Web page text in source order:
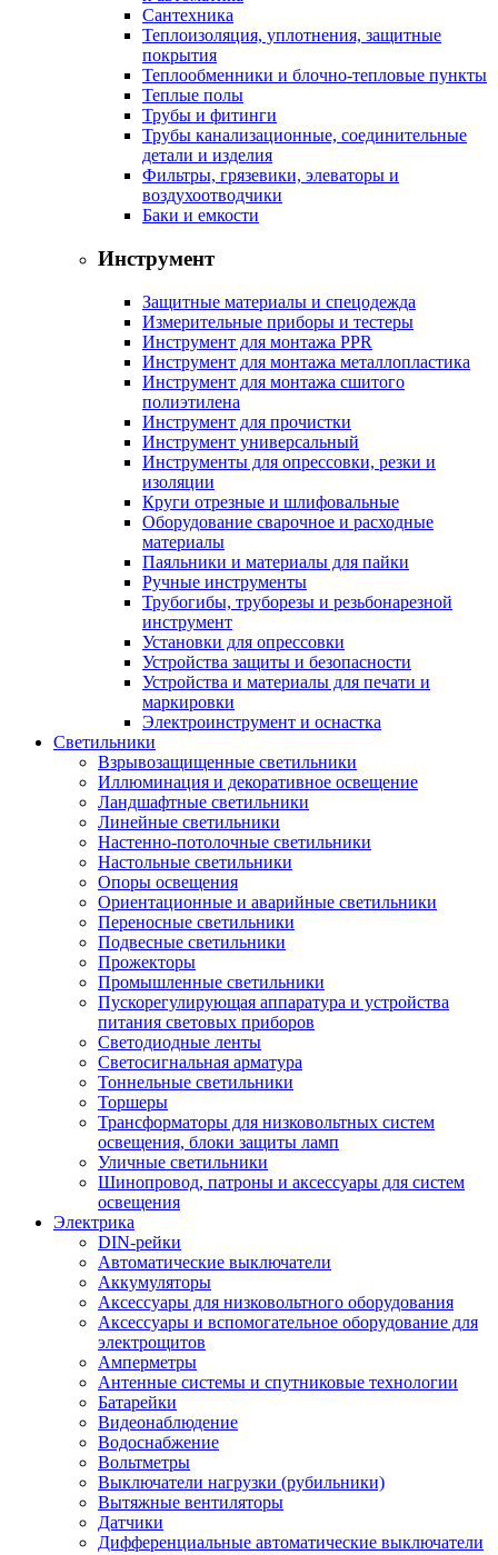
Сантехника
Теплоизоляция, уплотнения, защитные
покрытия
Теплообменники и блочно-тепловые пункты
Теплые полы
Трубы и фитинги
Трубы канализационные, соединительные
детали и изделия
Фильтры, грязевики, элеваторы и
воздухоотводчики
Баки и емкости
Инструмент
Защитные материалы и спецодежда
Измерительные приборы и тестеры
Инструмент для монтажа PPR
Инструмент для монтажа металлопластика
Инструмент для монтажа сшитого
полиэтилена
Инструмент для прочистки
Инструмент универсальный
Инструменты для опрессовки, резки и
изоляции
Круги отрезные и шлифовальные
Оборудование сварочное и расходные
материалы
Паяльники и материалы для пайки
Ручные инструменты
Трубогибы, труборезы и резьбонарезной
инструмент
Установки для опрессовки
Устройства защиты и безопасности
Устройства и материалы для печати и
маркировки
Электроинструмент и оснастка
Светильники
Взрывозащищенные светильники
Иллюминация и декоративное освещение
Ландшафтные светильники
Линейные светильники
Настенно-потолочные светильники
Настольные светильники
Опоры освещения
Ориентационные и аварийные светильники
Переносные светильники
Подвесные светильники
Прожекторы
Промышленные светильники
Пускорегулирующая аппаратура и устройства
питания световых приборов
Светодиодные ленты
Светосигнальная арматура
Тоннельные светильники
Торшеры
Трансформаторы для низковольтных систем
освещения, блоки защиты ламп
Уличные светильники
Шинопровод, патроны и аксессуары для систем
освещения
Электрика
DIN-рейки
Автоматические выключатели
Аккумуляторы
Аксессуары для низковольтного оборудования
Аксессуары и вспомогательное оборудование для
электрощитов
Амперметры
Антенные системы и спутниковые технологии
Батарейки
Видеонаблюдение
Водоснабжение
Вольтметры
Выключатели нагрузки (рубильники)
Вытяжные вентиляторы
Датчики
Дифференциальные автоматические выключатели